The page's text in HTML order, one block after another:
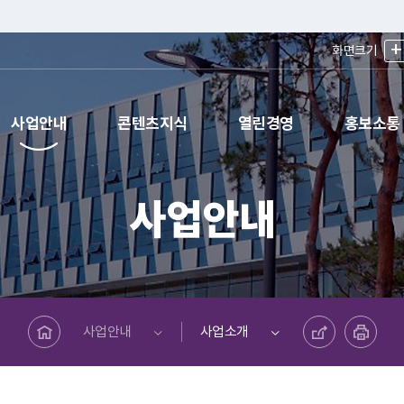
화면크기 +
사업안내 콘텐츠지식 열린경영 홍보소통
사업안내
메인페이지로 바로가기
사업안내
사업소개
공유하기 프린트하기